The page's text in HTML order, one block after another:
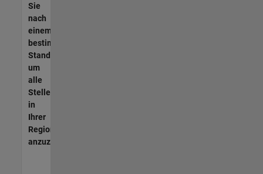
Sie
nach
einem
bestimmten
Standort,
um
alle
Stellenangebote
in
Ihrer
Region
anzuzeigen.